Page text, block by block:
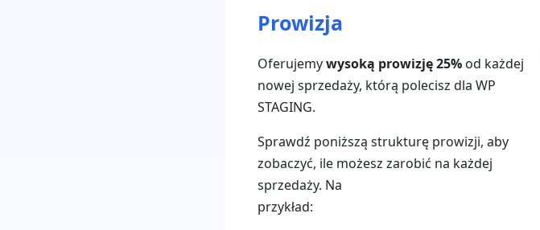
Prowizja
Oferujemywysoką prowizję 25% od każdej
nowej sprzedaży, którą polecisz dla WP
STAGING.
Sprawdź poniższą strukturę prowizji, aby
zobaczyć, ile możesz zarobić na każdej
sprzedaży. Na
przykład: